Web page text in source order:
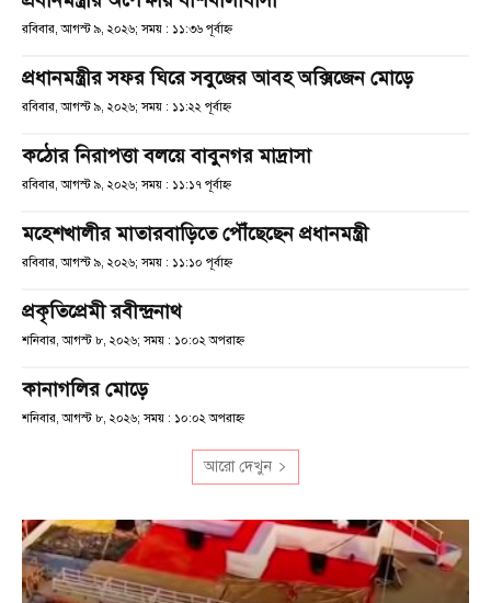
রবিবার, আগস্ট ৯, ২০২৬; সময় : ১১:৩৬ পূর্বাহ্ণ
প্রধানমন্ত্রীর সফর ঘিরে সবুজের আবহ অক্সিজেন মোড়ে
রবিবার, আগস্ট ৯, ২০২৬; সময় : ১১:২২ পূর্বাহ্ণ
কঠোর নিরাপত্তা বলয়ে বাবুনগর মাদ্রাসা
রবিবার, আগস্ট ৯, ২০২৬; সময় : ১১:১৭ পূর্বাহ্ণ
মহেশখালীর মাতারবাড়িতে পৌঁছেছেন প্রধানমন্ত্রী
রবিবার, আগস্ট ৯, ২০২৬; সময় : ১১:১০ পূর্বাহ্ণ
প্রকৃতিপ্রেমী রবীন্দ্রনাথ
শনিবার, আগস্ট ৮, ২০২৬; সময় : ১০:০২ অপরাহ্ণ
কানাগলির মোড়ে
শনিবার, আগস্ট ৮, ২০২৬; সময় : ১০:০২ অপরাহ্ণ
আরো দেখুন